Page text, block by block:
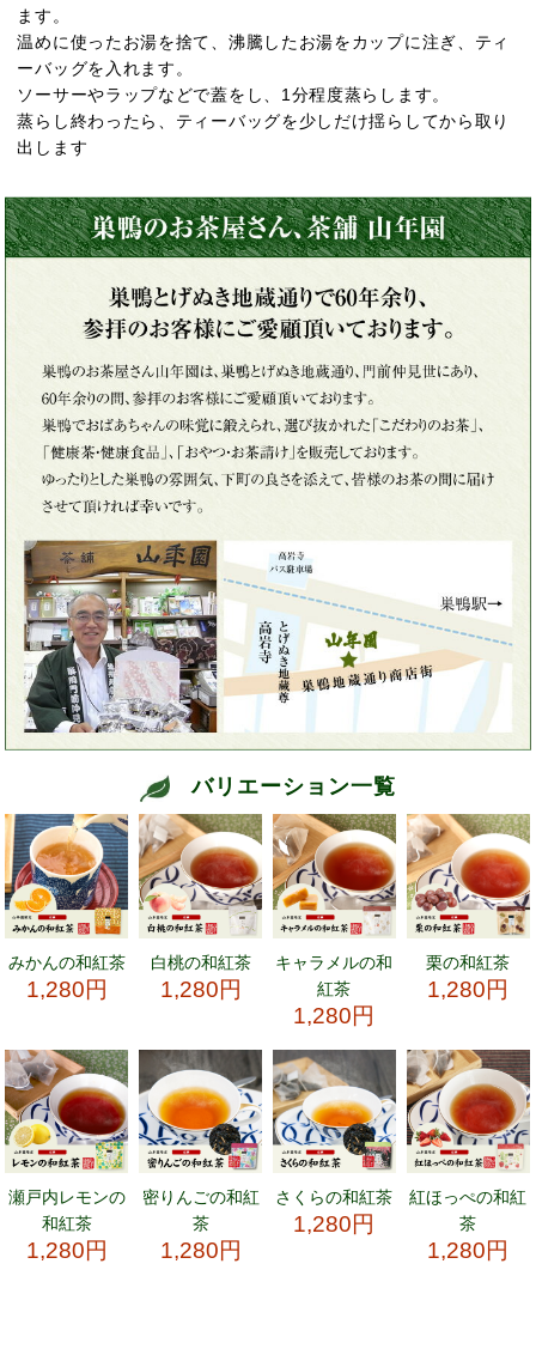
ます。
温めに使ったお湯を捨て、沸騰したお湯をカップに注ぎ、ティ
ーバッグを入れます。
ソーサーやラップなどで蓋をし、1分程度蒸らします。
蒸らし終わったら、ティーバッグを少しだけ揺らしてから取り
出します